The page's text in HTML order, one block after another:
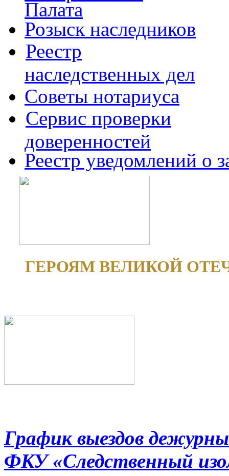
Палата
Розыск наследников
Реестр
наследственных дел
Советы нотариуса
Сервис проверки
доверенностей
Реестр уведомлений о
ГЕРОЯМ ВЕЛИКОЙ
График выездов
ФКУ «Следственный